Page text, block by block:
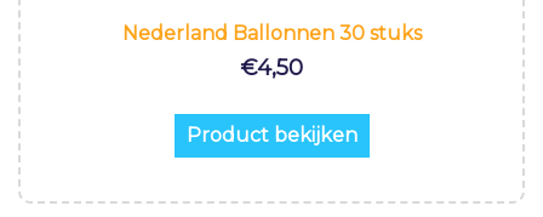
Nederland Ballonnen 30 stuks
€4,50
Product bekijken